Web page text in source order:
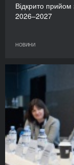
Відкрито прийом
2026–2027
НОВИНИ